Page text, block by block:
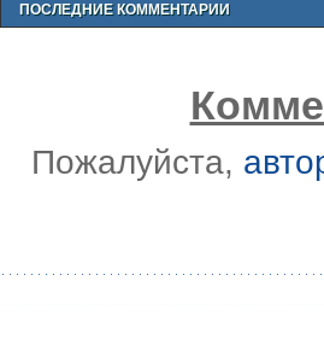
ПОСЛЕДНИЕ КОММЕНТАРИИ
Пожалуйста,